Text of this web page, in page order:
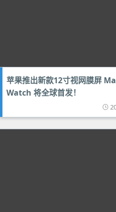
苹果推出新款12寸视网膜屏
Watch 将全球首发！